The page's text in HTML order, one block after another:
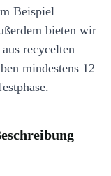
Beispiel
bieten wir
recycelten
mindestens 12